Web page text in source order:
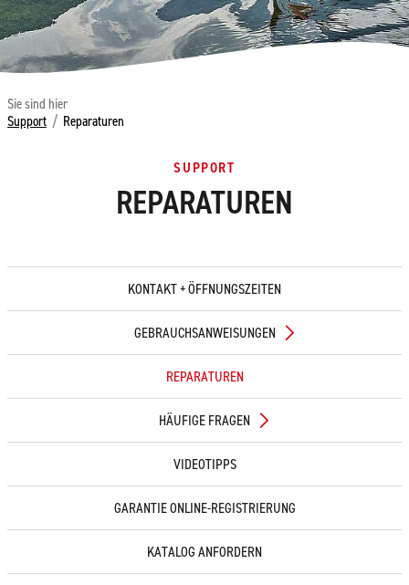
Sie sind hier
Support / Reparaturen
SUPPORT
REPARATUREN
KONTAKT + ÖFFNUNGSZEITEN
GEBRAUCHSANWEISUNGEN
REPARATUREN
HÄUFIGE FRAGEN
VIDEOTIPPS
GARANTIE ONLINE-REGISTRIERUNG
KATALOG ANFORDERN